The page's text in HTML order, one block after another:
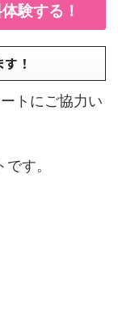
験する！
！
トにご協力い
す。